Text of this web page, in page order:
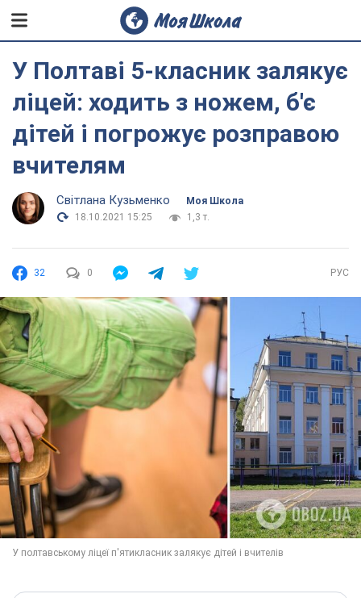
У Полтаві 5-класник залякує
ліцей: ходить з ножем, б'є
дітей і погрожує розправою
вчителям
Світлана Кузьменко
Моя Школа
18.10.2021 15:25
1,3 т.
32 0 РУС